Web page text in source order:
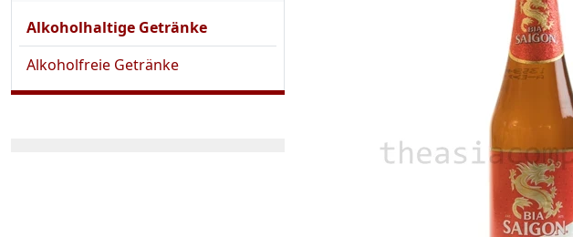
Alkoholhaltige Getränke
Alkoholfreie Getränke